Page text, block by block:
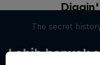
Lebih banyak
The secret